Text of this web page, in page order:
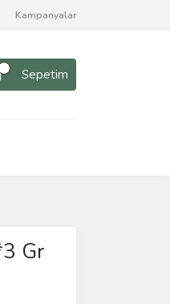
Kampanyalar
Sepetim
Gr